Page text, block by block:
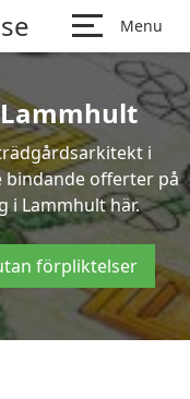
Menu
i
bindande offerter på
i Lammhult här.
förpliktelser